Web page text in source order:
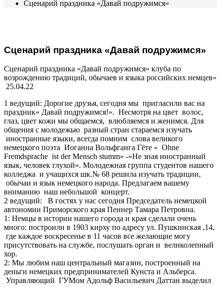
Сценарий праздника «Давай подружимся»
Сценарий праздника «Давай подружимся»
Сценарий праздника «Давай подружимся» клуба по
возрождению традиций, обычаев и языка российских немцев»
25.04.22
1 ведущий: Дорогие друзья, сегодня мы пригласили вас на
праздник« Давай подружимся!». Несмотря на цвет волос,
глаз, цвет кожи мы общаемся, влюбляемся и женимся. Для
общения с молодежью разный стран стараемся изучать
иностранные языки, всегда помним слова великого
немецкого поэта Иоганна Вольфганга Гёте « Ohne
Fremdsprache ist der Mensch stumm» -«Не зная иностранный
язык, человек глухой». Молодежная группа студентов нашего
колледжа и учащихся шк.№ 68 решила изучать традиции,
обычаи и язык немецкого народа. Предлагаем вашему
вниманию наш небольшой концерт.
2 ведущий: В гостях у нас сегодня Председатель немецкой
автономии Приморского края Пеннер Тамара Петровна.
1: Немцы в истории нашего города и края сделали очень
много: построили в 1903 кирху по адресу ул. Пушкинская ,14,
где каждое воскресенье в 11 часов все желающие могу
присутствовать на службе, послушать орган и великолепный
хор.
2: Мы любим наш центральный магазин, построенный на
деньги немецких предпринимателей Кунста и Альберса.
Управляющий ГУМом Адольф Васильевич Даттан выделил